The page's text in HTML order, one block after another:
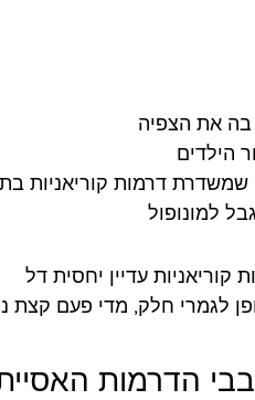
בה את הצפיה
הילדים
דרמות קוריאניות
למונופול
קוריאניות עדיין יחסית דל
לגמרי חלק, מדי פעם קצת
הדרמות